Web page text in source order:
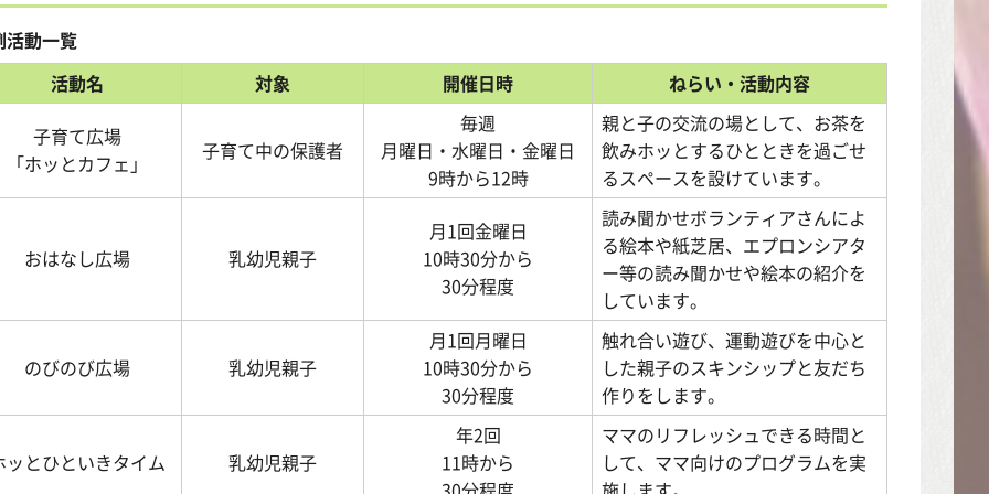
活動一覧
活動名
対象 開催日時
ねらい・活動内容
子育て広場
「ホッとカフェ」
子育て中の保護者
毎週
月曜日・水曜日・金曜日
9時から12時
親と子の交流の場として、お茶を
飲みホッとするひとときを過ごせ
るスペースを設けています。
おはなし広場 乳幼児親子
月1回金曜日
10時30分から
30分程度
読み聞かせボランティアさんによ
る絵本や紙芝居、エプロンシアタ
ー等の読み聞かせや絵本の紹介を
しています。
のびのび広場 乳幼児親子
月1回月曜日
10時30分から
30分程度
触れ合い遊び、運動遊びを中心と
した親子のスキンシップと友だち
作りをします。
ッとひといきタイム 乳幼児親子
年2回
11時から
ママのリフレッシュできる時間と
して、ママ向けのプログラムを実